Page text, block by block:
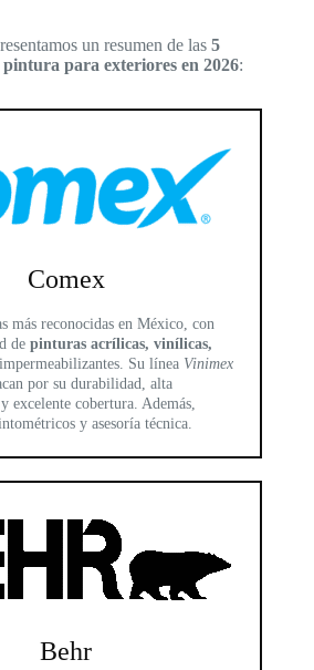
un resumen de las 5
pintura para exteriores en 2026:
Comex
más reconocidas en México, con
de pinturas acrílicas, vinílicas,
Su línea Vinimex
por su durabilidad, alta
excelente cobertura. Además,
y asesoría técnica.
Behr